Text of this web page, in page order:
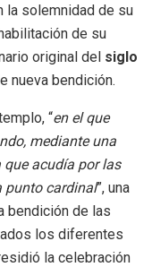
la solemnidad de su
de su
original del siglo
nueva bendición.
“en el que
mediante una
acudía por las
punto cardinal”, una
bendición de las
los diferentes
la celebración